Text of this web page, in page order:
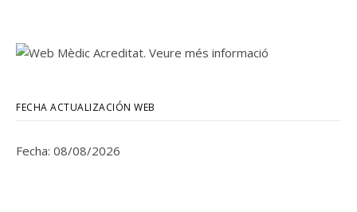
FECHA ACTUALIZACIÓN WEB
Fecha: 08/08/2026